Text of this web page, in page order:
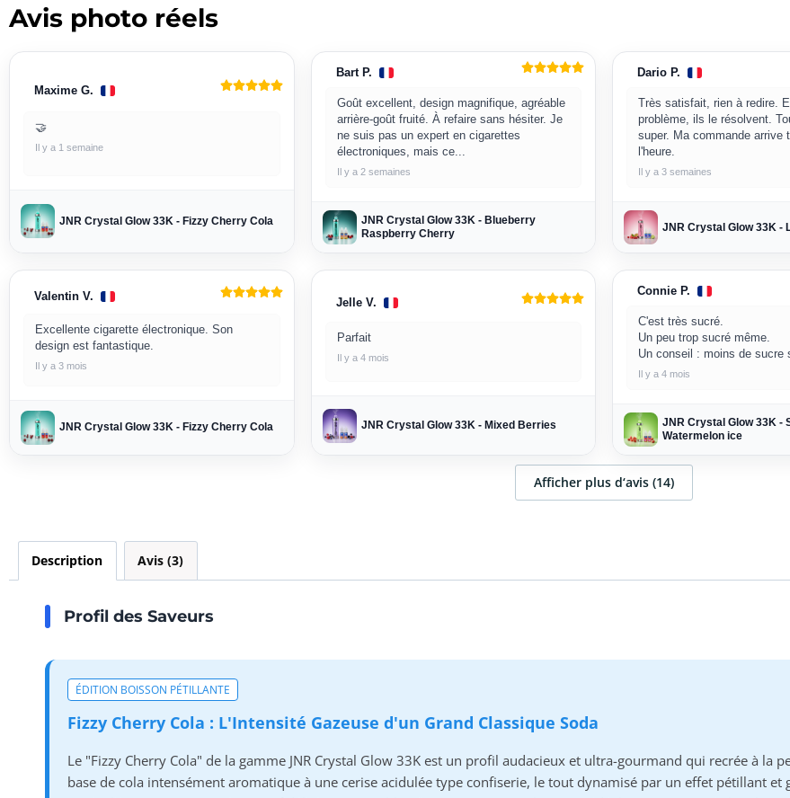
Avis photo réels
Maxime G.
🤝
Il y a 1 semaine
JNR Crystal Glow 33K - Fizzy Cherry Cola
Bart P.
Goût excellent, design magnifique, agréable
arrière-goût fruité. À refaire sans hésiter. Je
ne suis pas un expert en cigarettes
électroniques, mais ce...
Il y a 2 semaines
JNR Crystal Glow 33K - Blueberry
Raspberry Cherry
Dario P.
Très satisfait, rien à redire.
problème, ils le résolvent.
super. Ma commande arrive
l'heure.
Il y a 3 semaines
JNR Crystal Glow 33K -
Valentin V.
Excellente cigarette électronique. Son
design est fantastique.
Il y a 3 mois
JNR Crystal Glow 33K - Fizzy Cherry Cola
Jelle V.
Parfait
Il y a 4 mois
JNR Crystal Glow 33K - Mixed Berries
Connie P.
C'est très sucré.
Un peu trop sucré même.
Un conseil : moins de sucre
Il y a 4 mois
JNR Crystal Glow 33K -
Watermelon ice
Afficher plus d‘avis (14)
Description Avis (3)
Profil des Saveurs
ÉDITION BOISSON PÉTILLANTE
Fizzy Cherry Cola : L'Intensité Gazeuse d'un Grand Classique Soda
Le "Fizzy Cherry Cola" de la gamme JNR Crystal Glow 33K est un profil audacieux et ultra-gourmand qui recrée à la
base de cola intensément aromatique à une cerise acidulée type confiserie, le tout dynamisé par un effet pétillant et